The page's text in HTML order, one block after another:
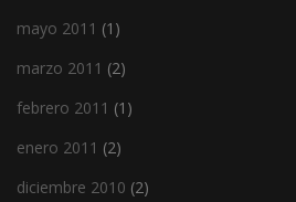
mayo 2011 (1)
marzo 2011 (2)
febrero 2011 (1)
enero 2011 (2)
diciembre 2010 (2)